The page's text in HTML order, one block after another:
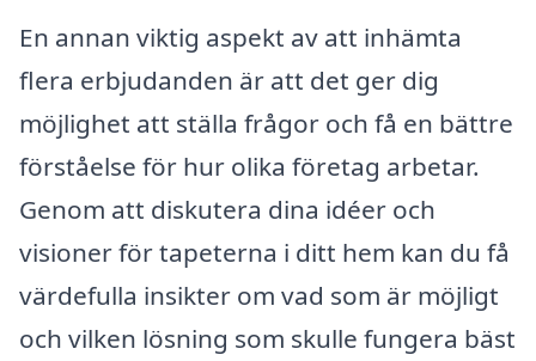
En annan viktig aspekt av att inhämta
flera erbjudanden är att det ger dig
möjlighet att ställa frågor och få en bättre
förståelse för hur olika företag arbetar.
Genom att diskutera dina idéer och
visioner för tapeterna i ditt hem kan du få
värdefulla insikter om vad som är möjligt
och vilken lösning som skulle fungera bäst